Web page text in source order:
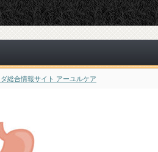
総合情報サイト アーユルケア